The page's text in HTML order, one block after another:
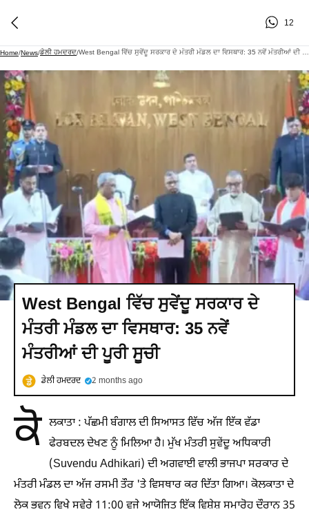
12
Home/News/ਡੇਲੀ ਹਮਦਰਦ/
West Bengal ਵਿੱਚ ਸੁਵੇਂਦੂ ਸਰਕਾਰ ਦੇ
ਮੰਤਰੀ ਮੰਡਲ ਦਾ ਵਿਸਥਾਰ: 35 ਨਵੇਂ
ਮੰਤਰੀਆਂ ਦੀ ਪੂਰੀ ਸੂਚੀ
ਡੇਲੀ ਹਮਦਰਦ 2 months ago
ਕੋ ਲਕਾਤਾ : ਪੱਛਮੀ ਬੰਗਾਲ ਦੀ ਸਿਆਸਤ ਵਿੱਚ ਅੱਜ ਇੱਕ ਵੱਡਾ
ਫੇਰਬਦਲ ਦੇਖਣ ਨੂੰ ਮਿਲਿਆ ਹੈ। ਮੁੱਖ ਮੰਤਰੀ ਸੁਵੇਂਦੂ ਅਧਿਕਾਰੀ
(Suvendu Adhikari) ਦੀ ਅਗਵਾਈ ਵਾਲੀ ਭਾਜਪਾ ਸਰਕਾਰ ਦੇ
ਮੰਤਰੀ ਮੰਡਲ ਦਾ ਅੱਜ ਰਸਮੀ ਤੌਰ 'ਤੇ ਵਿਸਥਾਰ ਕਰ ਦਿੱਤਾ ਗਿਆ। ਕੋਲਕਾਤਾ ਦੇ
ਲੋਕ ਭਵਨ ਵਿਖੇ ਸਵੇਰੇ 11:00 ਵਜੇ ਆਯੋਜਿਤ ਇੱਕ ਵਿਸ਼ੇਸ਼ ਸਮਾਰੋਹ ਦੌਰਾਨ 35